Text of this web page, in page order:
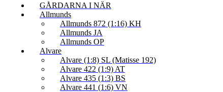
GÅRDARNA I NÄR
Allmunds
Allmunds 872 (1:16) KH
Allmunds JA
Allmunds OP
Alvare
Alvare (1:8) SL (Matisse 192)
Alvare 422 (1:9) AT
Alvare 435 (1:3) BS
Alvare 441 (1:6) VN